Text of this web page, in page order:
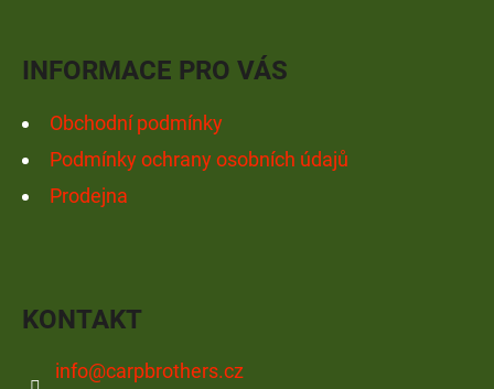
INFORMACE PRO VÁS
Obchodní podmínky
Podmínky ochrany osobních údajů
Prodejna
KONTAKT
info@carpbrothers.cz